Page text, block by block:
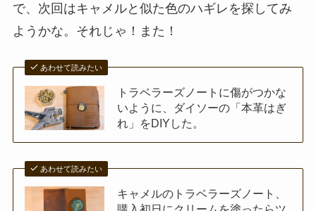
で、次回はキャメルと似た色のハギレを探してみ
ようかな。それじゃ！また！
あわせて読みたい
トラベラーズノートに傷がつかな
いように、ダイソーの「本革はぎ
れ」をDIYした。
あわせて読みたい
キャメルのトラベラーズノート、